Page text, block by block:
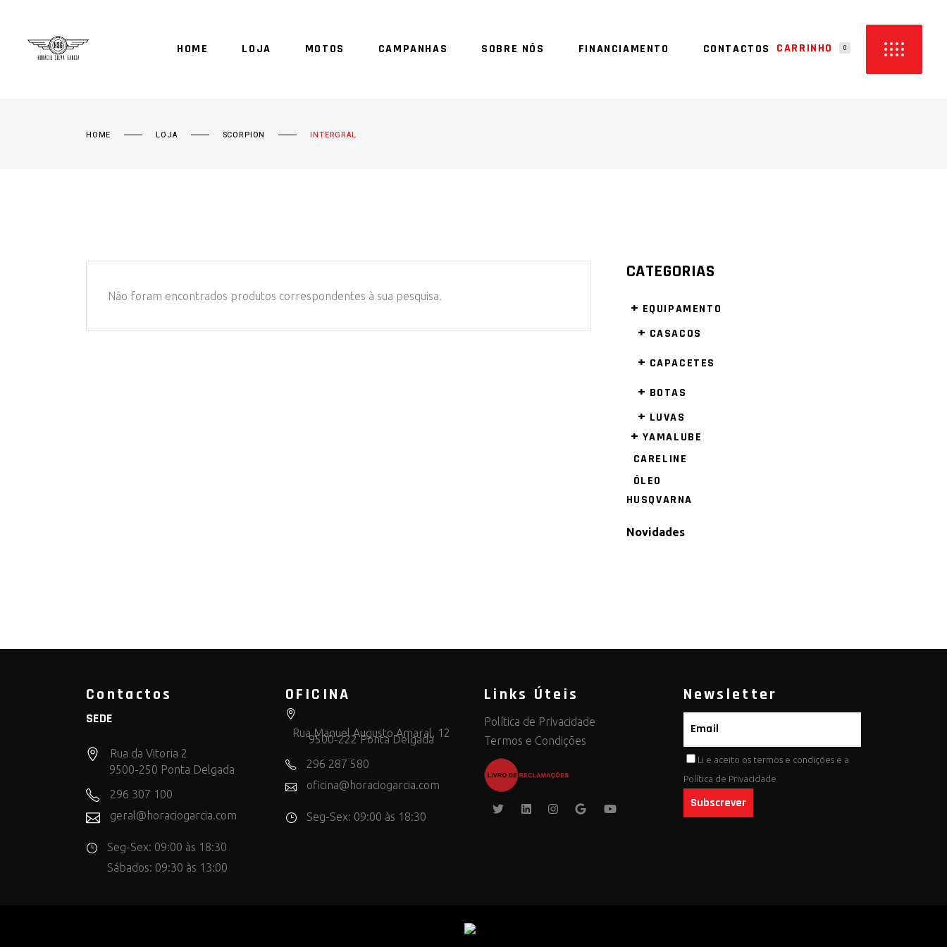
HOME LOJA MOTOS CAMPANHAS SOBRE NÓS FINANCIAMENTO CONTACTOS CARRINHO 0
HOME LOJA SCORPION INTERGRAL
Não foram encontrados produtos correspondentes à sua pesquisa.
CATEGORIAS
+ EQUIPAMENTO
+ CASACOS
+ CAPACETES
+ BOTAS
+ LUVAS
+ YAMALUBE
CARELINE
ÓLEO
HUSQVARNA
Novidades
Contactos
SEDE
Rua da Vitoria 2
9500-250 Ponta Delgada
296 307 100
geral@horaciogarcia.com
Seg-Sex: 09:00 às 18:30
Sábados: 09:30 às 13:00
OFICINA
Rua Manuel Augusto Amaral, 12
9500-222 Ponta Delgada
296 287 580
oficina@horaciogarcia.com
Seg-Sex: 09:00 às 18:30
Links Úteis
Política de Privacidade
Termos e Condições
Newsletter
Li e aceito os termos e condiçõese a
Política de Privacidade
Subscrever